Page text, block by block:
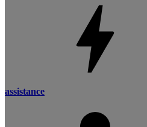
assistance